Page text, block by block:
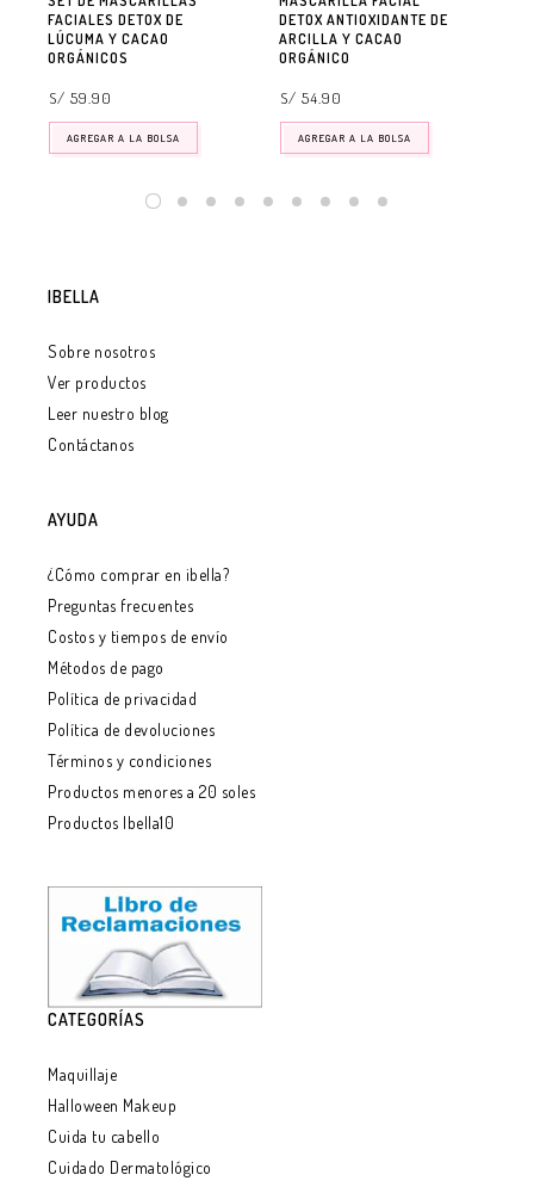
FACIALES DETOX DE
LÚCUMA Y CACAO
ORGÁNICOS
S/ 59.90
AGREGAR A LA BOLSA
DETOX ANTIOXIDANTE DE
ARCILLA Y CACAO
ORGÁNICO
S/ 54.90
AGREGAR A LA BOLSA
IBELLA
Sobre nosotros
Ver productos
Leer nuestro blog
Contáctanos
AYUDA
¿Cómo comprar en ibella?
Preguntas frecuentes
Costos y tiempos de envío
Métodos de pago
Política de privacidad
Política de devoluciones
Términos y condiciones
Productos menores a 20 soles
Productos Ibella10
CATEGORÍAS
Maquillaje
Halloween Makeup
Cuida tu cabello
Cuidado Dermatológico